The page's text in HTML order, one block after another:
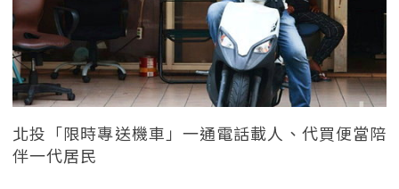
北投「限時專送機車」一通電話載人、代買便當陪
伴一代居民